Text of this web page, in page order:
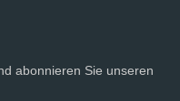
abonnieren Sie unseren